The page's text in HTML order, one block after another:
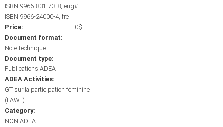
ISBN:9966-831-73-8, eng#
ISBN:9966-24000-4, fre
Price:
0$
Document format:
Note technique
Document type:
Publications ADEA
ADEA Activities:
GT sur la participation féminine
(FAWE)
Category:
NON ADEA